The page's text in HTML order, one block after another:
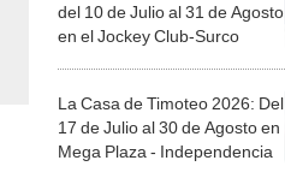
del 10 de Julio al 31 de Agosto
en el Jockey Club-Surco
La Casa de Timoteo 2026: Del
17 de Julio al 30 de Agosto en
Mega Plaza - Independencia